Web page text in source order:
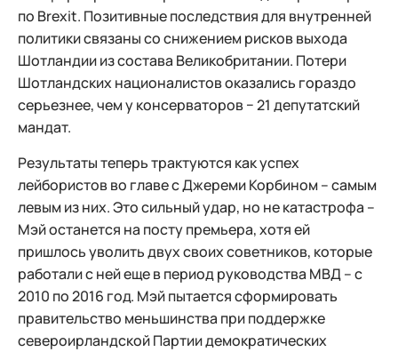
по Brexit. Позитивные последствия для внутренней
политики связаны со снижением рисков выхода
Шотландии из состава Великобритании. Потери
Шотландских националистов оказались гораздо
серьезнее, чем у консерваторов − 21 депутатский
мандат.
Результаты теперь трактуются как успех
лейбористов во главе с Джереми Корбином – самым
левым из них. Это сильный удар, но не катастрофа –
Мэй останется на посту премьера, хотя ей
пришлось уволить двух своих советников, которые
работали с ней еще в период руководства МВД – с
2010 по 2016 год. Мэй пытается сформировать
правительство меньшинства при поддержке
североирландской Партии демократических